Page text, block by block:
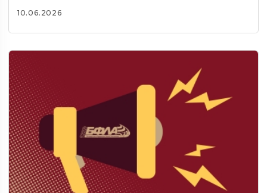
10.06.2026